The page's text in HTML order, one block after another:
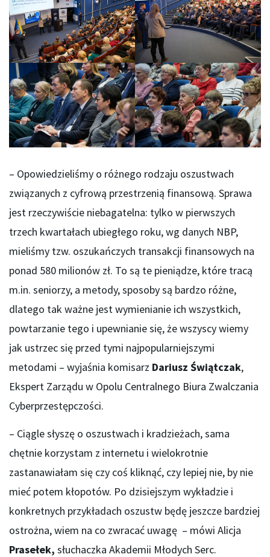
– Opowiedzieliśmy o różnego rodzaju oszustwach
związanych z cyfrową przestrzenią finansową. Sprawa
jest rzeczywiście niebagatelna: tylko w pierwszych
trzech kwartałach ubiegłego roku, wg danych NBP,
mieliśmy tzw. oszukańczych transakcji finansowych na
ponad 580 milionów zł. To są te pieniądze, które tracą
m.in. seniorzy, a metody, sposoby są bardzo różne,
dlatego tak ważne jest wymienianie ich wszystkich,
powtarzanie tego i upewnianie się, że wszyscy wiemy
jak ustrzec się przed tymi najpopularniejszymi
metodami – wyjaśnia komisarz Dariusz Świątczak,
Ekspert Zarządu w Opolu Centralnego Biura Zwalczania
Cyberprzestępczości.
– Ciągle słyszę o oszustwach i kradzieżach, sama
chętnie korzystam z internetu i wielokrotnie
zastanawiałam się czy coś kliknąć, czy lepiej nie, by nie
mieć potem kłopotów. Po dzisiejszym wykładzie i
konkretnych przykładach oszustw będę jeszcze bardziej
ostrożna, wiem na co zwracać uwagę – mówi Alicja
Prasełek, słuchaczka Akademii Młodych Serc.